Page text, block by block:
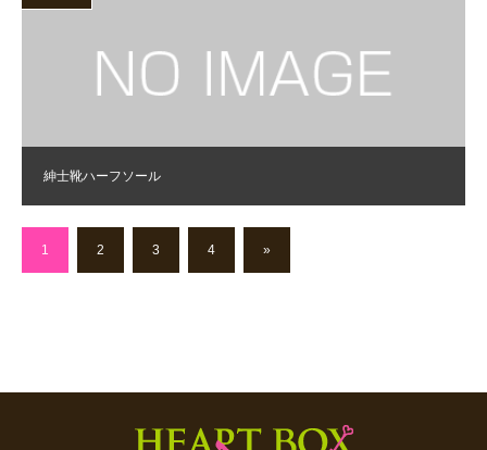
紳士靴ハーフソール
1 2 3 4 »